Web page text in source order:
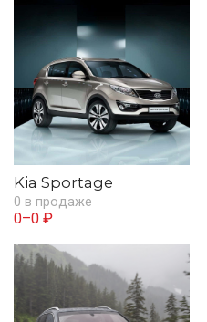
Kia Sportage
0 в продаже
0–0 ₽